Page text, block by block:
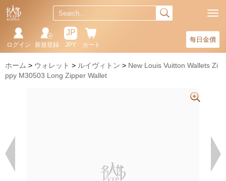
每日金價
カート
JP
JPY
新規登録
ログイン
ホーム ウォレット ルイヴィトン
New Louis Vuitton Wallets Zi
ppy M30503 Long Zipper Wallet